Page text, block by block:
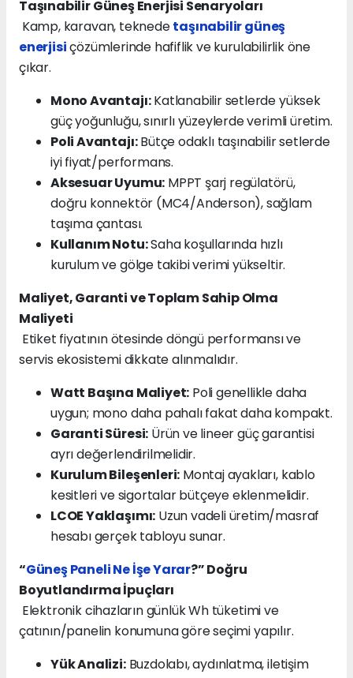
Taşınabilir Güneş Enerjisi Senaryoları
Kamp, karavan, teknedetaşınabilir güneş
enerjisiçözümlerinde hafiflik ve kurulabilirlik öne
çıkar.
Mono Avantajı:Katlanabilir setlerde yüksek
güç yoğunluğu, sınırlı yüzeylerde verimli üretim.
Poli Avantajı:Bütçe odaklı taşınabilir setlerde
iyi fiyat/performans.
Aksesuar Uyumu: MPPT şarj regülatörü,
doğru konnektör (MC4/Anderson), sağlam
taşıma çantası.
Kullanım Notu:Saha koşullarında hızlı
kurulum ve gölge takibi verimi yükseltir.
Maliyet, Garanti ve Toplam Sahip Olma
Maliyeti
Etiket fiyatının ötesinde döngü performansı ve
servis ekosistemi dikkate alınmalıdır.
Watt Başına Maliyet: Poli genellikle daha
uygun; mono daha pahalı fakat daha kompakt.
Garanti Süresi: Ürün ve lineer güç garantisi
ayrı değerlendirilmelidir.
Kurulum Bileşenleri: Montaj ayakları, kablo
kesitleri ve sigortalar bütçeye eklenmelidir.
LCOE Yaklaşımı: Uzun vadeli üretim/masraf
hesabı gerçek tabloyu sunar.
“Güneş Paneli Ne İşe Yarar?” Doğru
Boyutlandırma İpuçları
Elektronik cihazların günlük Wh tüketimi ve
çatının/panelin konumuna göre seçimi yapılır.
Yük Analizi:Buzdolabı, aydınlatma, iletişim